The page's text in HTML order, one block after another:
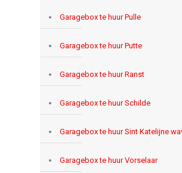
Garagebox te huur Pulle
Garagebox te huur Putte
Garagebox te huur Ranst
Garagebox te huur Schilde
Garagebox te huur Sint Katelijne
Garagebox te huur Vorselaar